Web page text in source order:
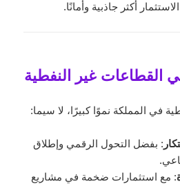
أكثر جاذبية وأمانًا.
في المملكة نموًا كبيرًا، لا سيما:
: بفضل التحول الرقمي وإطلاق
: مع استثمارات ضخمة في مشاريع